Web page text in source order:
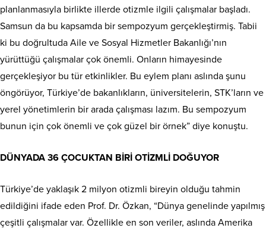
planlanmasıyla birlikte illerde otizmle ilgili çalışmalar başladı.
Samsun da bu kapsamda bir sempozyum gerçekleştirmiş. Tabii
ki bu doğrultuda Aile ve Sosyal Hizmetler Bakanlığı’nın
yürüttüğü çalışmalar çok önemli. Onların himayesinde
gerçekleşiyor bu tür etkinlikler. Bu eylem planı aslında şunu
öngörüyor, Türkiye’de bakanlıkların, üniversitelerin, STK’ların ve
yerel yönetimlerin bir arada çalışması lazım. Bu sempozyum
bunun için çok önemli ve çok güzel bir örnek” diye konuştu.
DÜNYADA 36 ÇOCUKTAN BİRİ OTİZMLİ DOĞUYOR
Türkiye’de yaklaşık 2 milyon otizmli bireyin olduğu tahmin
edildiğini ifade eden Prof. Dr. Özkan, “Dünya genelinde yapılmış
çeşitli çalışmalar var. Özellikle en son veriler, aslında Amerika